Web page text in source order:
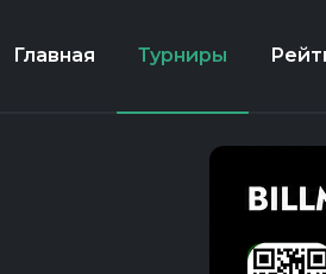
Главная Турниры